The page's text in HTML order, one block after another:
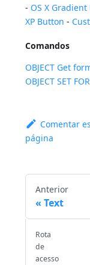
- OS X
XP Button -
Comandos
OBJECT Get
OBJECT SET
Comentar
página
Anterior
Text
Rota
de
acesso